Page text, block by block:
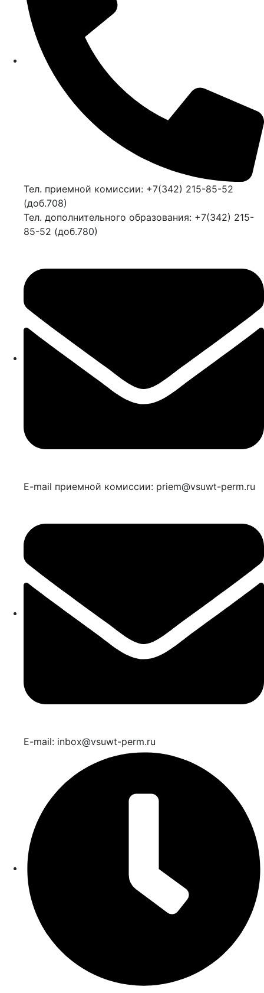
Тел. приемной комиссии: +7(342) 215-85-52
(доб.708)
Тел. дополнительного образования: +7(342) 215-
85-52 (доб.780)
E-mail приемной комиссии: priem@vsuwt-perm.ru
E-mail: inbox@vsuwt-perm.ru